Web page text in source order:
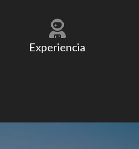
Experiencia